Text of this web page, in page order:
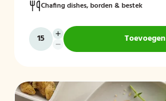
Chafing dishes, borden & bestek
Toevoegen